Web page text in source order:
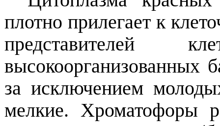
плотно прилегает к
представителей
высокоорганизованных
за исключением
мелкие. Хроматофоры